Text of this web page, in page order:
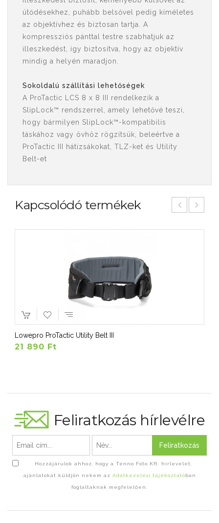
ütődésekhez, puhább belsővel pedig kíméletes
az objektívhez és biztosan tartja. A
kompressziós pánttal testre szabhatjuk az
illeszkedést, így biztosítva, hogy az objektív
mindig a helyén maradjon.
Sokoldalú szállítási lehetőségek
A ProTactic LCS 8 x 8 III rendelkezik a
SlipLock™ rendszerrel, amely lehetővé teszi,
hogy bármilyen SlipLock™-kompatibilis
táskához vagy övhöz rögzítsük, beleértve a
ProTactic III hátizsákokat, TLZ-ket és Utility
Belt-et
Kapcsolódó termékek
Lowepro ProTactic Utility Belt III
21 890 Ft
Feliratkozás hírlevélre
Feliratkozás
Hozzájárulok ahhoz, hogy a Tenno Foto Kft. hírlevelet,
ajánlatokat küldjön nekem az Adatkezelési tájékoztatóban
foglaltaknak megfelelően.